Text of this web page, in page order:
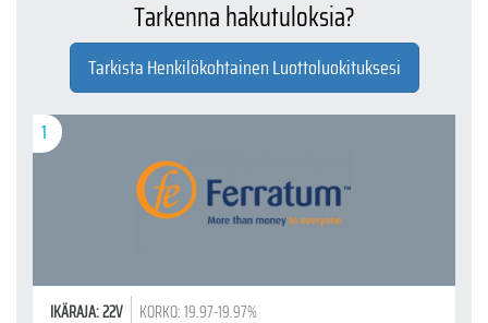
Tarkenna hakutuloksia?
Tarkista Henkilökohtainen Luottoluokituksesi
1
IKÄRAJA: 22V KORKO: 19.97-19.97%